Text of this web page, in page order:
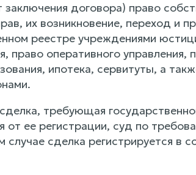
договора) право
их возникновение, переход и
реестре учреждениями
право оперативного управления,
ипотека, сервитуты, а
требующая
ее регистрации, суд по
сделка регистрируется в